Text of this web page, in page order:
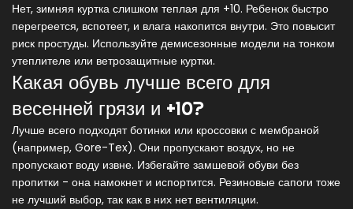
Нет, зимняя куртка слишком теплая для +10. Ребенок быстро
перегреется, вспотеет, и влага накопится внутри. Это повысит
риск простуды. Используйте демисезонные модели на тонком
утеплителе или ветрозащитные куртки.
Какая обувь лучше всего для
весенней грязи и +10?
Лучше всего подходят ботинки или кроссовки с мембраной
(например, Gore-Tex). Они пропускают воздух, но не
пропускают воду извне. Избегайте замшевой обуви без
пропитки - она намокнет и испортится. Резиновые сапоги тоже
не лучший выбор, так как в них нет вентиляции.